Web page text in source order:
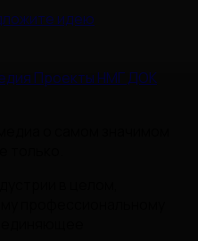
идею
Проекты НМГ ДОК